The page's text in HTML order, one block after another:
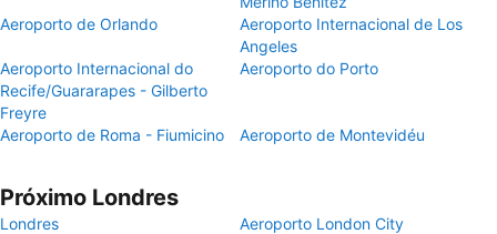
Aeroporto de Orlando
Aeroporto Internacional de Los
Angeles
Aeroporto Internacional do
Recife/Guararapes - Gilberto
Freyre
Aeroporto do Porto
Aeroporto de Roma - Fiumicino Aeroporto de Montevidéu
Próximo Londres
Londres
Aeroporto London City